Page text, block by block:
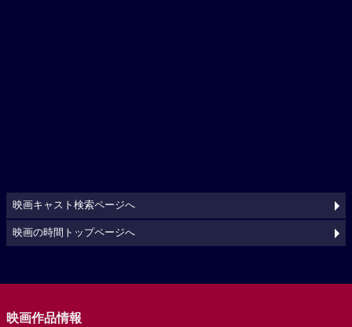
映画キャスト検索ページへ
映画の時間トップページへ
映画作品情報